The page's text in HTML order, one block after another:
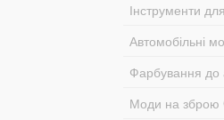
Інструменти
Автомобільні
Фарбування до
Моди на зброю